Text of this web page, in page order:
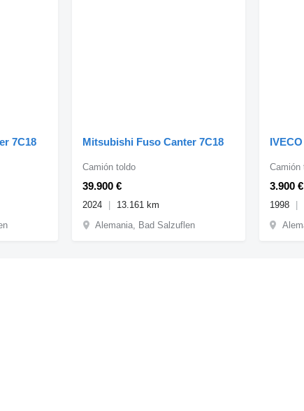
7C18 Mitsubishi Fuso Canter 7C18
39.900 €
Camión toldo
2024
13.161 km
Alemania, Bad Salzuflen
3.900 €
Camión
1998